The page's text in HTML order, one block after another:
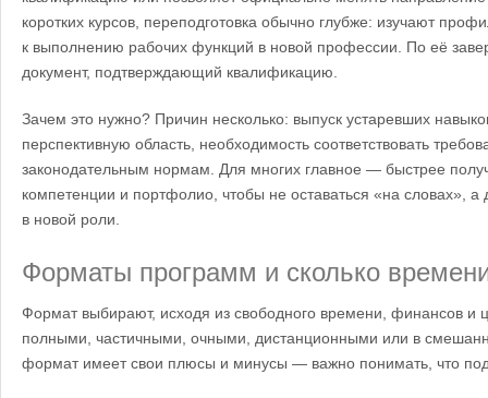
коротких курсов, переподготовка обычно глубже: изучают
к выполнению рабочих функций в новой профессии. По её
документ, подтверждающий квалификацию.
Зачем это нужно? Причин несколько: выпуск устаревших
перспективную область, необходимость соответствовать
законодательным нормам. Для многих главное — быстрее
компетенции и портфолио, чтобы не оставаться «на словах», а
в новой роли.
Форматы программ и сколько
Формат выбирают, исходя из свободного времени, финансов и
полными, частичными, очными, дистанционными или в
формат имеет свои плюсы и минусы — важно понимать, что